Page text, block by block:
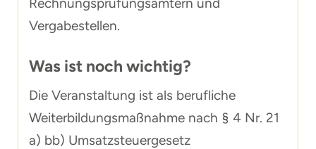
Vergabestellen.
Was ist noch wichtig?
Die Veranstaltung ist als berufliche
Weiterbildungsmaßnahme nach § 4 Nr. 21
a) bb) Umsatzsteuergesetz